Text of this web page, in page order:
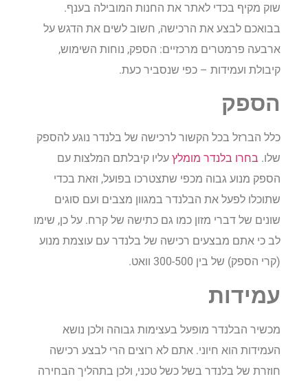
שוק מקיף בכדי לאתר את החנות המובילה בענף.
בבואכם לבצע את הרכישה, חשוב לשים את הדגש על
ארבעה פרמטרים מרכזיים: הספק, נוחות השימוש,
קיבולת ועמידות – כפי שנסביר כעת.
הספק
כלל הברזל בכל הקשור לרכישה של בלנדר נוגע להספק
שלו.בחרו בלנדר מומלץעליו קיבלתם המלצות עם
הספק מנוע גבוה מכפי שתצטרכו בפועל, וזאת בכדי
שתוכלו לפעל את הבלנדר במגוון מצבים ועם סוגים
שונים של דברי מזון כמו גם כתישה של קרח. על כן, שימו
לב כי אתם מבצעים רכישה של בלנדר עם עוצמת מנוע
(קרי הספק) של בין 300-500 וואט.
עמידות
מכשיר הבלנדר מופעל בעצימות גבוהה ולכן נושא
העמידות הוא חיוני. אתם לא רוצים הרי לבצע רכישה
חוזרת של בלנדר בשל כשל טכני, ולכן בתהליך הבחירה